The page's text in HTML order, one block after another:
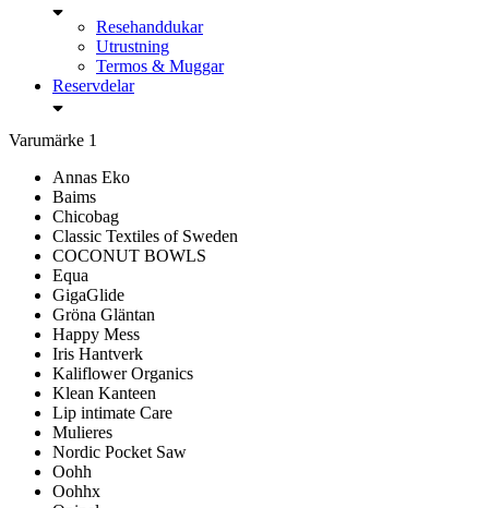
Resehanddukar
Utrustning
Termos & Muggar
Reservdelar
Varumärke 1
Annas Eko
Baims
Chicobag
Classic Textiles of Sweden
COCONUT BOWLS
Equa
GigaGlide
Gröna Gläntan
Happy Mess
Iris Hantverk
Kaliflower Organics
Klean Kanteen
Lip intimate Care
Mulieres
Nordic Pocket Saw
Oohh
Oohhx